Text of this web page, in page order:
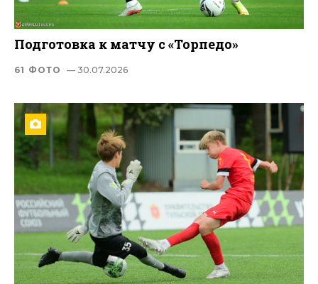
Подготовка к матчу с «Торпедо»
61 ФОТО — 30.07.2026